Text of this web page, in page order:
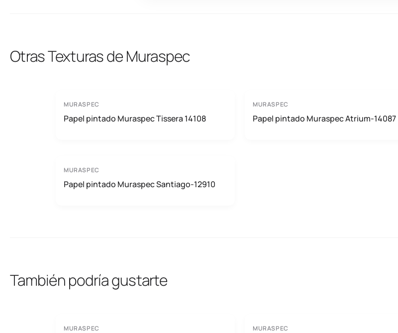
Otras Texturas de Muraspec
MURASPEC
Papel pintado Muraspec Tissera 14108
MURASPEC
Papel pintado Muraspec Atrium-14087
MURASPEC
Papel pintado Muraspec Santiago-12910
También podría gustarte
MURASPEC MURASPEC